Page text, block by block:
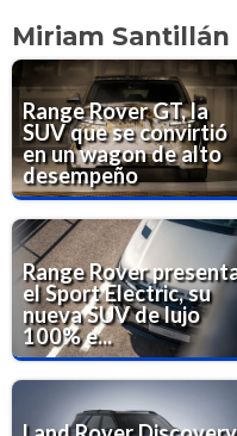
Miriam
Range Rover GT, la
SUV que se convirtió
en un wagon de alto
desempeño
Range Rover
el Sport Electric, su
nueva SUV de lujo
100% e...